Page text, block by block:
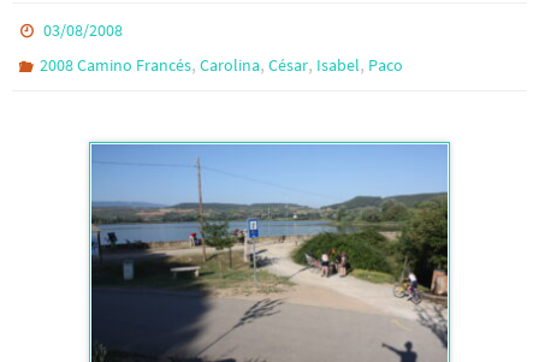
03/08/2008
2008 Camino Francés,Carolina,César, Isabel, Paco